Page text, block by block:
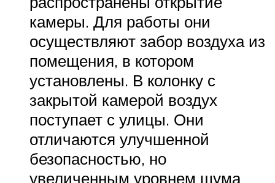
камеры. Для работы они
осуществляют забор воздуха из
помещения, в котором
установлены. В колонку с
закрытой камерой воздух
поступает с улицы. Они
отличаются улучшенной
безопасностью, но
увеличенным уровнем шума